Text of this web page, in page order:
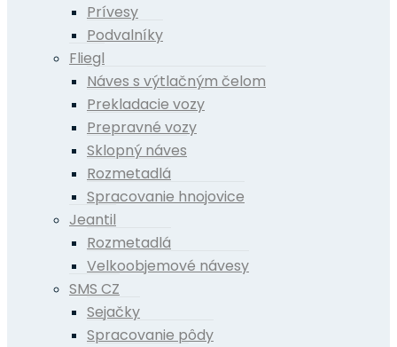
Prívesy
Podvalníky
Fliegl
Náves s výtlačným čelom
Prekladacie vozy
Prepravné vozy
Sklopný náves
Rozmetadlá
Spracovanie hnojovice
Jeantil
Rozmetadlá
Velkoobjemové návesy
SMS CZ
Sejačky
Spracovanie pôdy